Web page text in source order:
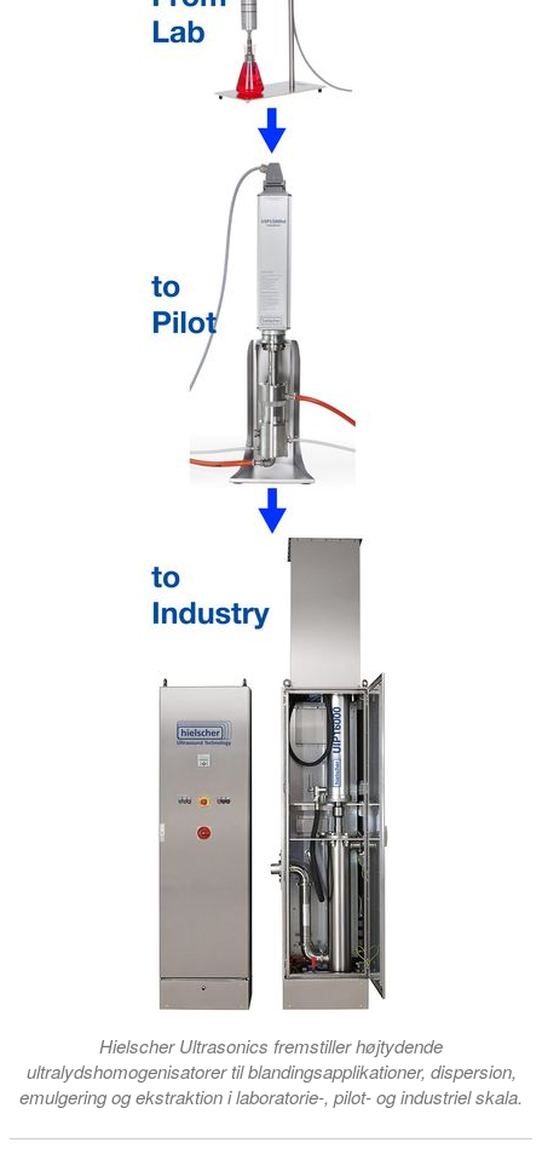
Hielscher Ultrasonics fremstiller højtydende
ultralydshomogenisatorer til blandingsapplikationer, dispersion,
emulgering og ekstraktion i laboratorie-, pilot- og industriel skala.